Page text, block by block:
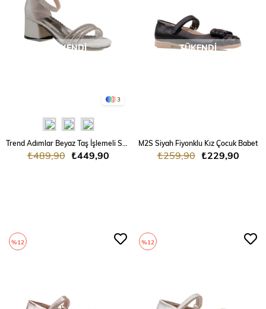
TÜKENDI
3
₺449,90
₺489,90
TÜKENDI
M2S Siyah Fiyonklu Kız Çocuk Babet
₺229,90
₺259,90
%12 %12